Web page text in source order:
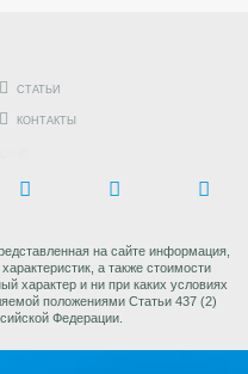
СТАТЬИ
КОНТАКТЫ
на сайте информация,
а также стоимости
характер и ни при каких условиях
положениями Статьи 437 (2)
Федерации.